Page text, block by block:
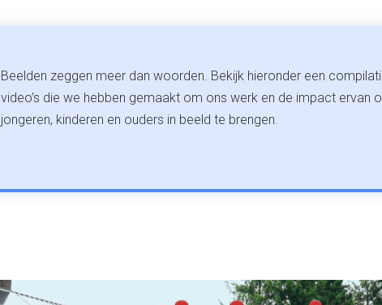
Beelden zeggen meer dan woorden. Bekijk hieronder een
video’s die we hebben gemaakt om ons werk en de impact ervan
jongeren, kinderen en ouders in beeld te brengen.